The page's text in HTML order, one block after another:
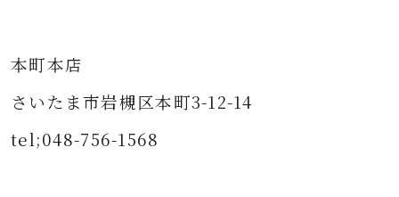
本町本店
さいたま市岩槻区本町3-12-14
tel;048-756-1568